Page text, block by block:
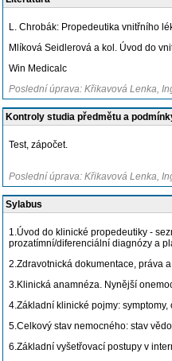
L. Chrobák: Propedeutika vnitřního
Mlíková Seidlerová a kol. Úvod do
Win Medicalc
Poslední úprava: Křikavová Lenka,
Kontroly studia předmětu a
Test, zápočet.
Poslední úprava: Křikavová Lenka,
Sylabus
1.Úvod do klinické propedeutiky -
prozatímní/diferenciální diagnózy a
2.Zdravotnická dokumentace, práva
3.Klinická anamnéza. Nynější
4.Základní klinické pojmy:
5.Celkový stav nemocného: stav
6.Základní vyšetřovací postupy v